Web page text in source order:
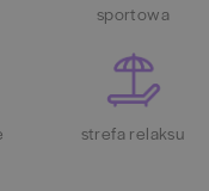
sportowa
strefa relaksu